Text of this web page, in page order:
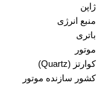
ژاپن
منبع انرژی
باتری
موتور
کوارتز (Quartz)
کشور سازنده موتور